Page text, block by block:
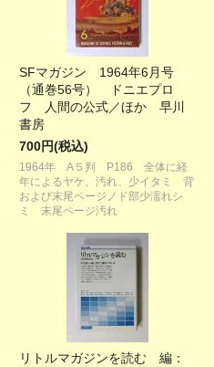
SFマガジン 1964年6月号
（通巻56号） ドニエプロ
フ 人間の公式／ほか 早川
書房
700円(税込)
1964年 A５判 P186 全体に経
年によるヤケ、汚れ、少イタミ 背
および末尾ページノド部少濡れシ
ミ 末尾ページ汚れ
リトルマガジンを読む 編：